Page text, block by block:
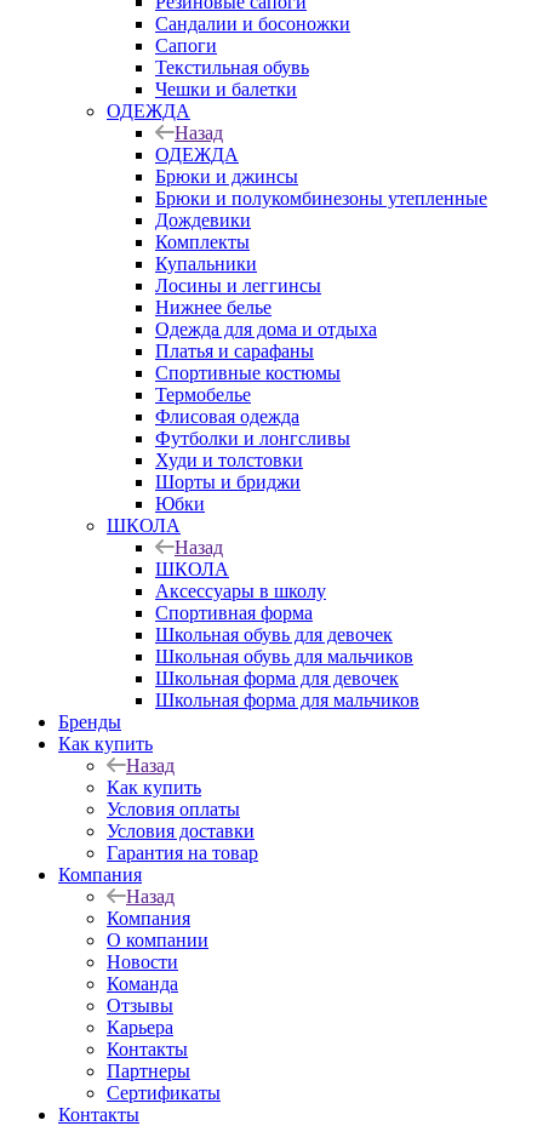
Сандалии и босоножки
Сапоги
Текстильная обувь
Чешки и балетки
ОДЕЖДА
Назад
ОДЕЖДА
Брюки и джинсы
Брюки и полукомбинезоны утепленные
Дождевики
Комплекты
Купальники
Лосины и леггинсы
Нижнее белье
Одежда для дома и отдыха
Платья и сарафаны
Спортивные костюмы
Термобелье
Флисовая одежда
Футболки и лонгсливы
Худи и толстовки
Шорты и бриджи
Юбки
ШКОЛА
Назад
ШКОЛА
Аксессуары в школу
Спортивная форма
Школьная обувь для девочек
Школьная обувь для мальчиков
Школьная форма для девочек
Школьная форма для мальчиков
Бренды
Как купить
Назад
Как купить
Условия оплаты
Условия доставки
Гарантия на товар
Компания
Назад
Компания
О компании
Новости
Команда
Отзывы
Карьера
Контакты
Партнеры
Сертификаты
Контакты